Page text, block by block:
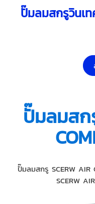
ปั๊มลมสกรูวินเ
ปั๊มลมสก
ปั๊มลมสกรู SCERW AIR
SCERW